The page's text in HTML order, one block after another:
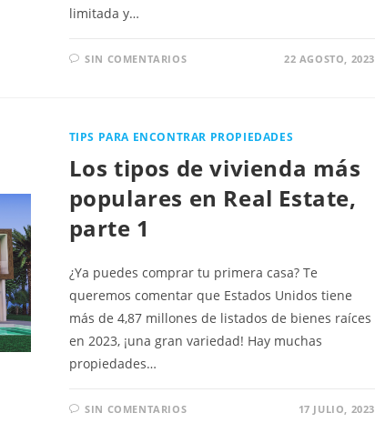
limitada y…
SIN COMENTARIOS 22 AGOSTO, 2023
TIPS PARA ENCONTRAR PROPIEDADES
Los tipos de vivienda más
populares en Real Estate,
parte 1
¿Ya puedes comprar tu primera casa? Te
queremos comentar que Estados Unidos tiene
más de 4,87 millones de listados de bienes raíces
en 2023, ¡una gran variedad! Hay muchas
propiedades…
SIN COMENTARIOS 17 JULIO, 2023